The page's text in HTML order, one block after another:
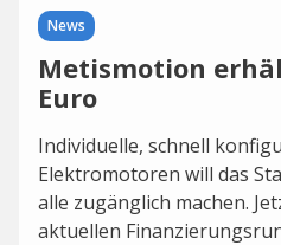
News
Metismotion
Euro
Individuelle, schnell
Elektromotoren will das
alle zugänglich machen.
aktuellen